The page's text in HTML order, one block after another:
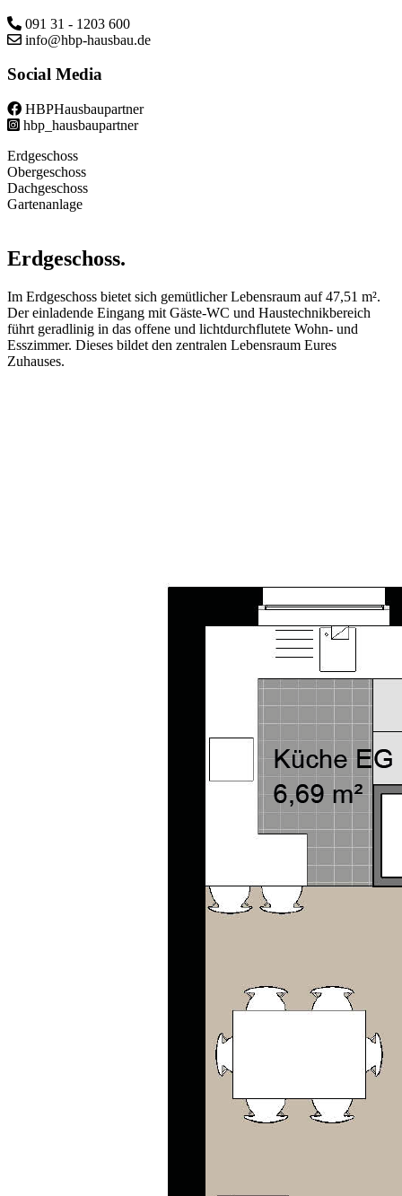
091 31 - 1203 600
info@hbp-hausbau.de
Social Media
HBPHausbaupartner
hbp_hausbaupartner
Erdgeschoss
Obergeschoss
Dachgeschoss
Gartenanlage
Erdgeschoss.
Im Erdgeschoss bietet sich gemütlicher Lebensraum auf 47,51 m².
Der einladende Eingang mit Gäste-WC und Haustechnikbereich
führt geradlinig in das offene und lichtdurchflutete Wohn- und
Esszimmer. Dieses bildet den zentralen Lebensraum Eures
Zuhauses.